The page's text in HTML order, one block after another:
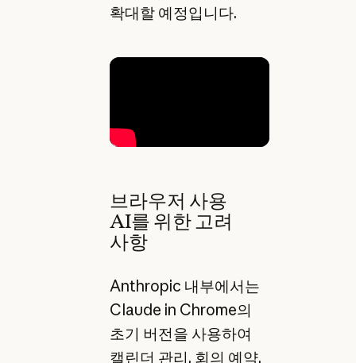
확대할 예정입니다.
브라우저 사용
AI를 위한 고려
사항
Anthropic 내부에서는
Claude in Chrome의
초기 버전을 사용하여
캘린더 관리, 회의 예약,